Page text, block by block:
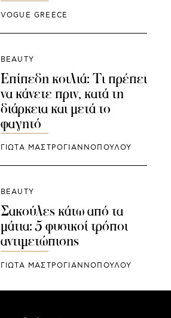
VOGUE GREECE
BEAUTY
Επίπεδη κοιλιά: Τι πρέπει
να κάνετε πριν, κατά τη
διάρκεια και μετά το
φαγητό
ΓΙΩΤΑ ΜΑΣΤΡΟΓΙΑΝΝΟΠΟΥΛΟΥ
BEAUTY
Σακούλες κάτω από τα
μάτια: 5 φυσικοί τρόποι
αντιμετώπισης
ΓΙΩΤΑ ΜΑΣΤΡΟΓΙΑΝΝΟΠΟΥΛΟΥ